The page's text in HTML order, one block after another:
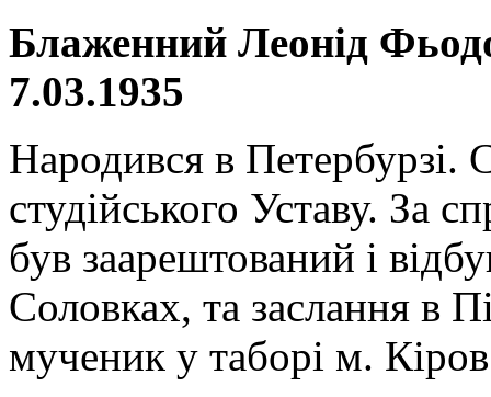
Блаженний Леонід
7.03.1935
Народився в Петербурзі.
студійського Уставу. За
був заарештований і
Соловках, та заслання в
мученик у таборі м.